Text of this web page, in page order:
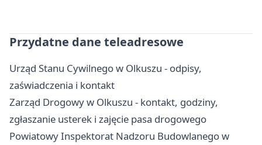
Przydatne dane teleadresowe
Urząd Stanu Cywilnego w Olkuszu - odpisy,
zaświadczenia i kontakt
Zarząd Drogowy w Olkuszu - kontakt, godziny,
zgłaszanie usterek i zajęcie pasa drogowego
Powiatowy Inspektorat Nadzoru Budowlanego w